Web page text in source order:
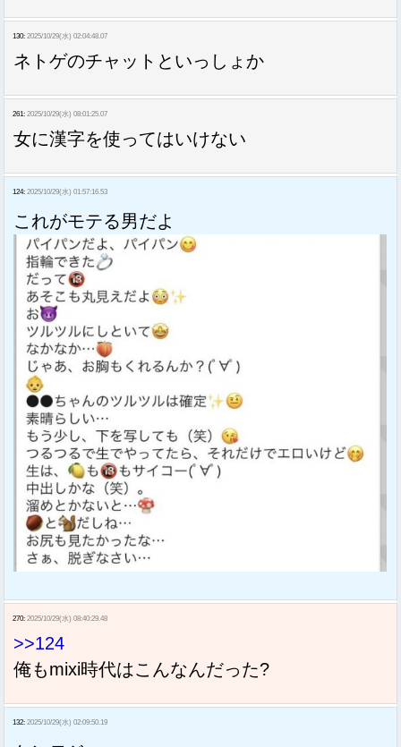
130: 2025/10/29(水) 02:04:48.07
ネトゲのチャットといっしょか
261: 2025/10/29(水) 08:01:25.07
女に漢字を使ってはいけない
124: 2025/10/29(水) 01:57:16.53
これがモテる男だよ
270: 2025/10/29(水) 08:40:29.48
>>124
俺もmixi時代はこんなんだった?
132: 2025/10/29(水) 02:09:50.19